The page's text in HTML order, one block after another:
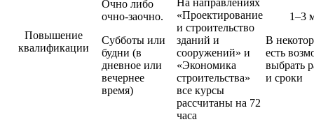
Повышение
квалификации
Очно либо
очно-заочно.
Субботы или
будни (в
дневное или
вечернее
время)
«Проектирование
и строительство
зданий и
сооружений» и
«Экономика
строительства»
все курсы
рассчитаны на 72
часа
1–3
В
есть
выбрать
и сроки